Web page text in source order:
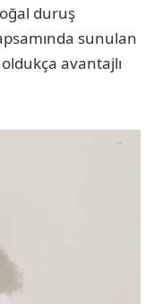
duruş
sunulan
avantajlı